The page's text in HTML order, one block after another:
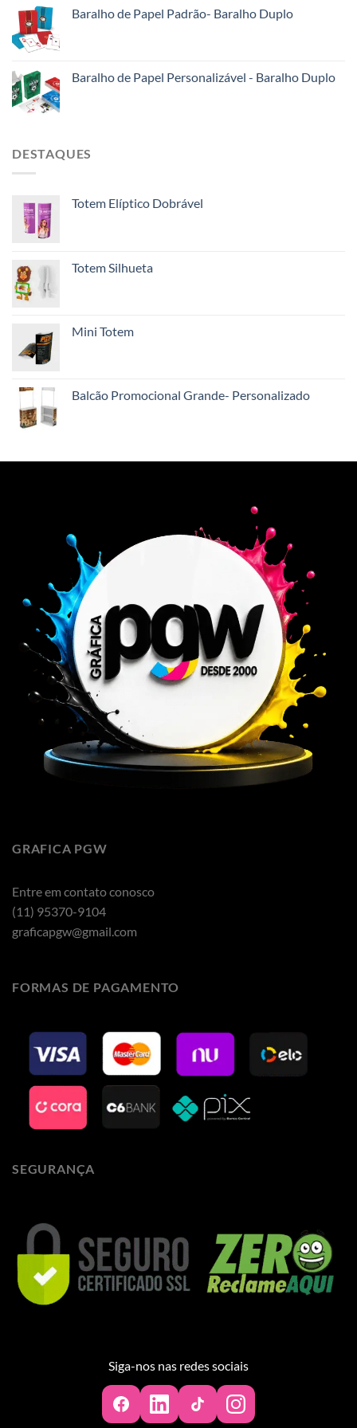
Baralho de Papel Padrão- Baralho Duplo
Baralho de Papel Personalizável - Baralho Duplo
DESTAQUES
Totem Elíptico Dobrável
Totem Silhueta
Mini Totem
Balcão Promocional Grande- Personalizado
GRAFICA PGW
Entre em contato conosco
(11) 95370-9104
graficapgw@gmail.com
FORMAS DE PAGAMENTO
SEGURANÇA
Siga-nos nas redes sociais